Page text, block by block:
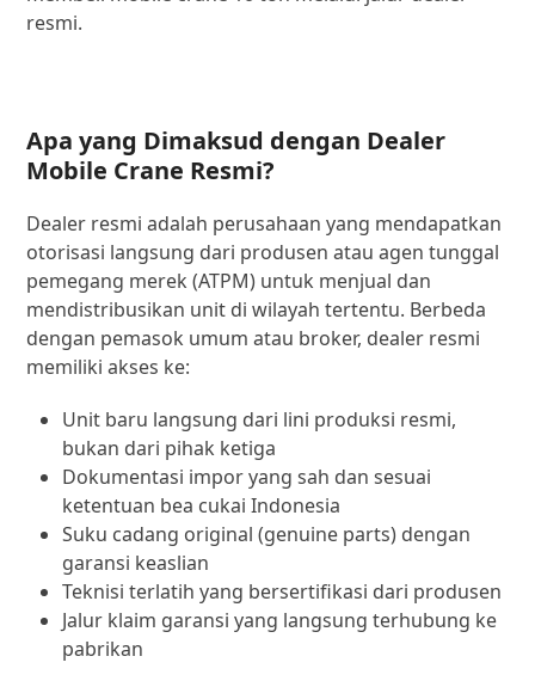
resmi.
Apa yang Dimaksud dengan Dealer
Mobile Crane Resmi?
Dealer resmi adalah perusahaan yang mendapatkan
otorisasi langsung dari produsen atau agen tunggal
pemegang merek (ATPM) untuk menjual dan
mendistribusikan unit di wilayah tertentu. Berbeda
dengan pemasok umum atau broker, dealer resmi
memiliki akses ke:
Unit baru langsung dari lini produksi resmi,
bukan dari pihak ketiga
Dokumentasi impor yang sah dan sesuai
ketentuan bea cukai Indonesia
Suku cadang original (genuine parts) dengan
garansi keaslian
Teknisi terlatih yang bersertifikasi dari produsen
Jalur klaim garansi yang langsung terhubung ke
pabrikan